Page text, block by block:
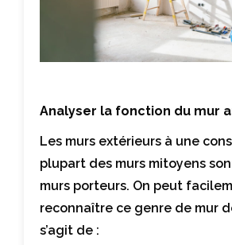
Analyser la fonction du mur
Les murs extérieurs à une
plupart des murs mitoyens
murs porteurs. On peut
reconnaître ce genre de mur
s’agit de :